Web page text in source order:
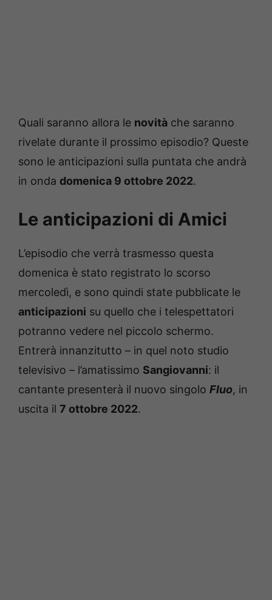
Quali saranno allora le novità che saranno
rivelate durante il prossimo episodio? Queste
sono le anticipazioni sulla puntata che andrà
in onda domenica 9 ottobre 2022.
Le anticipazioni di Amici
L’episodio che verrà trasmesso questa
domenica è stato registrato lo scorso
mercoledì, e sono quindi state pubblicate le
anticipazioni su quello che i telespettatori
potranno vedere nel piccolo schermo.
Entrerà innanzitutto – in quel noto studio
televisivo – l’amatissimo Sangiovanni: il
cantante presenterà il nuovo singolo Fluo, in
uscita il 7 ottobre 2022.